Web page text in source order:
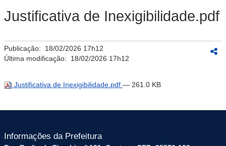
Justificativa de Inexigibilidade.pdf
Publicação: 18/02/2026 17h12
Última modificação: 18/02/2026 17h12
Justificativa de Inexigibilidade.pdf — 261.0 KB
Informações da Prefeitura